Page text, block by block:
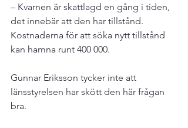
– Kvarnen är skattlagd en gång i tiden,
det innebär att den har tillstånd.
Kostnaderna för att söka nytt tillstånd
kan hamna runt 400 000.
Gunnar Eriksson tycker inte att
länsstyrelsen har skött den här frågan
bra.